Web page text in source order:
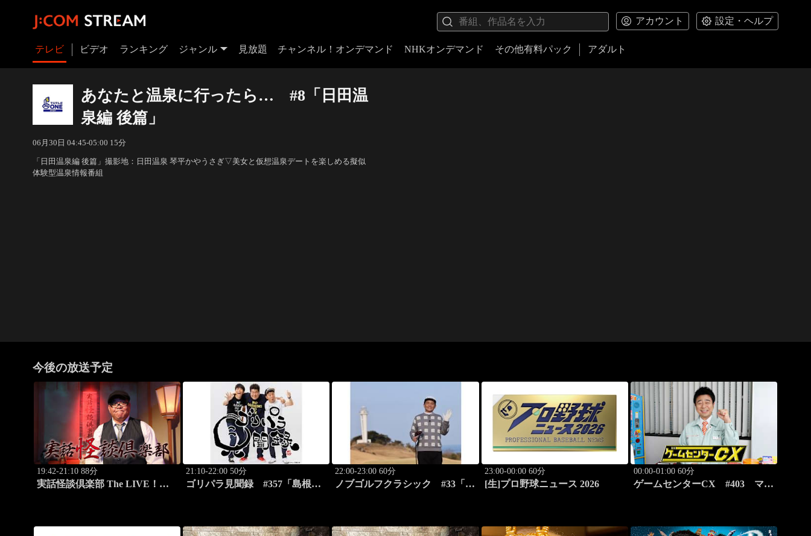
アカウント 設定・ヘルプ
テレビ ビデオ ランキング ジャンル 見放題 チャンネル！オンデマンド NHKオンデマンド その他有料パック アダルト
あなたと温泉に行ったら… #8「日田温
泉編 後篇」
06月30日 04:45-05:00 15分
「日田温泉編 後篇」撮影地：日田温泉 琴平かやうさぎ▽美女と仮想温泉デートを楽しめる擬似
体験型温泉情報番組
今後の放送予定
19:42-21:10 88分
実話怪談倶楽部 The LIVE！
21:10-22:00 50分
ゴリパラ見聞録 #357「島根
22:00-23:00 60分
ノブゴルフクラシック #33「相
23:00-00:00 60分
[生]プロ野球ニュース 2026
00:00-01:00 60分
ゲームセンターCX #403 マイ